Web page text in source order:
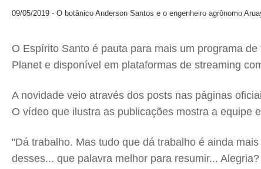
09/05/2019 - O botânico Anderson Santos e o engenheiro agrônomo
O Espírito Santo é pauta para mais um programa
Planet e disponível em plataformas de streaming
A novidade veio através dos posts nas páginas
O vídeo que ilustra as publicações mostra a equipe
"Dá trabalho. Mas tudo que dá trabalho é ainda
desses... que palavra melhor para resumir...